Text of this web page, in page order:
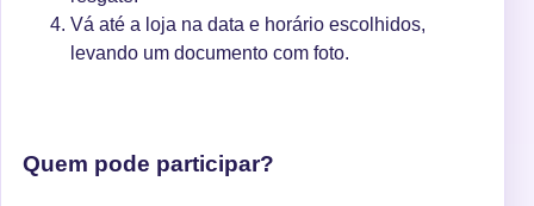
Vá até a loja na data e horário escolhidos,
levando um documento com foto.
Quem pode participar?